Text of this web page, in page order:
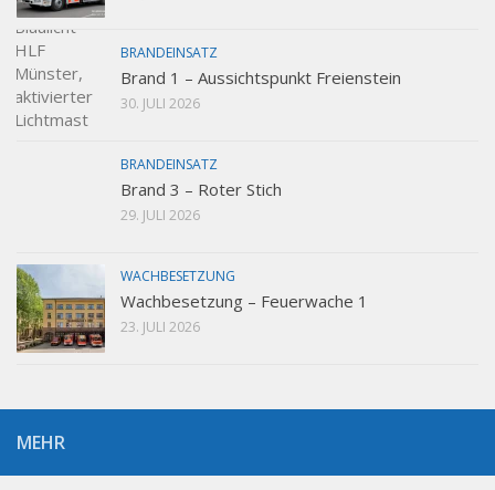
BRANDEINSATZ
Brand 1 – Aussichtspunkt Freienstein
30. JULI 2026
BRANDEINSATZ
Brand 3 – Roter Stich
29. JULI 2026
WACHBESETZUNG
Wachbesetzung – Feuerwache 1
23. JULI 2026
MEHR